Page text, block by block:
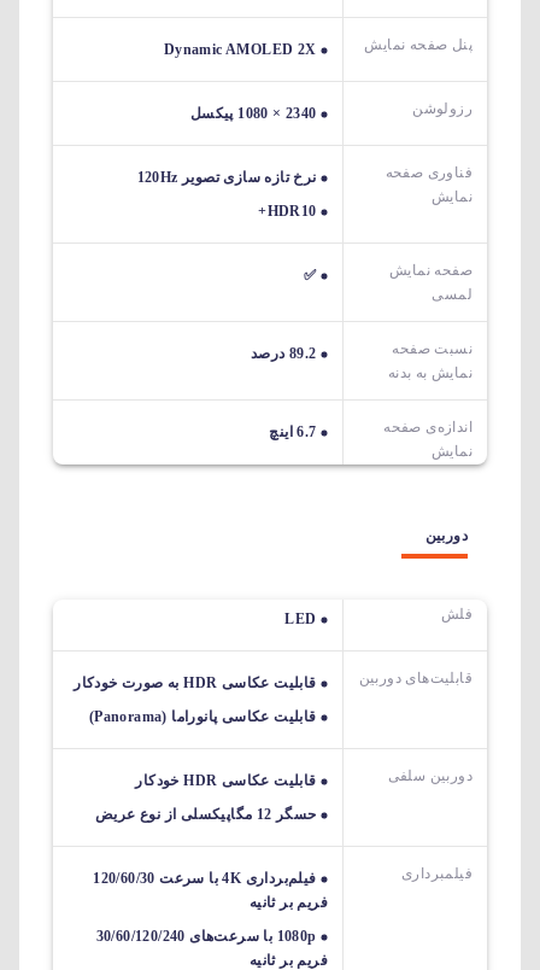
پنل صفحه نمایش Dynamic AMOLED 2X
رزولوشن 2340 × 1080 پیکسل
فناوری صفحه
نمایش
نرخ تازه سازی تصویر 120Hz
HDR10+
صفحه نمایش
لمسی
✅
نسبت صفحه
نمایش به بدنه
89.2 درصد
اندازه‌ی صفحه‌
نمایش
6.7 اینچ
دوربین
فلش LED
قابلیت‌های دوربین‌
قابلیت عکاسی HDR به صورت خودکار
قابلیت عکاسی پانوراما (Panorama)
دوربین سلفی
قابلیت عکاسی HDR خودکار
حسگر 12 مگاپیکسلی از نوع عریض
فیلمبرداری
فیلم‌برداری 4K با سرعت 120/60/30
فریم بر ثانیه
1080p با سرعت‌های 30/60/120/240
فریم بر ثانیه